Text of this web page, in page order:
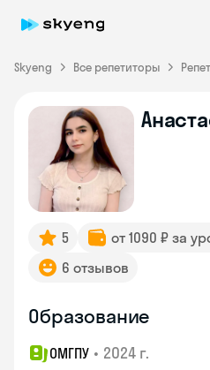
Skyeng Все репетиторы
5 от 1090 ₽ за
6 отзывов
Образование
ОМГПУ • 2024 г.
Skyeng Chat
online